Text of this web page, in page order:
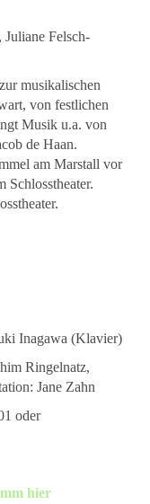
Felsch-
musikalischen
von festlichen
Musik u.a. von
de Haan.
am Marstall vor
Schlosstheater.
Inagawa (Klavier)
Ringelnatz,
Jane Zahn
oder
hier